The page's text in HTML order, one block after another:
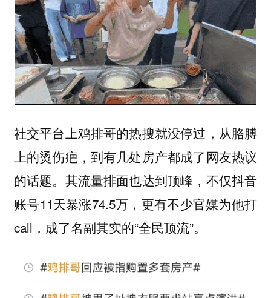
社交平台上鸡排哥的热搜就没停过，从胳膊
上的烫伤疤，到有几处房产都成了网友热议
的话题。其流量排面也达到顶峰，不仅抖音
账号11天暴涨74.5万，更有不少官媒为他打
call，成了名副其实的“全民顶流”。